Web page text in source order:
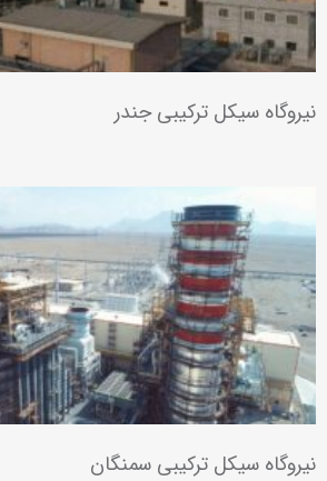
نیروگاه سیکل ترکیبی جندر
نیروگاه سیکل ترکیبی سمنگان